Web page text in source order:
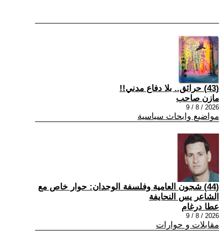
(43) حرائق.. بلا دفاع مدني!!
مازن صاحب
2026 / 8 / 9
مواضيع وابحاث سياسية
(44) شجون العامية وفلسفة الوجدان: حوار خاص مع
الشاعر يس النحايفة
عطا درغام
2026 / 8 / 9
مقابلات و حوارات